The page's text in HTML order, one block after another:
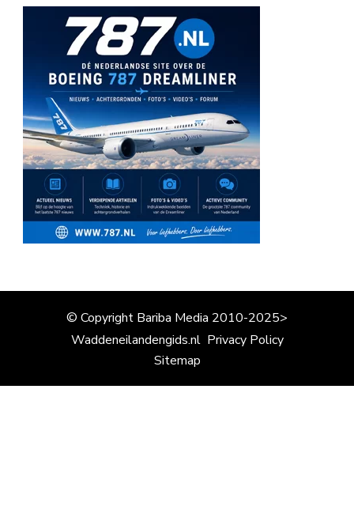
© Copyright Bariba Media 2010-2025>
Waddeneilandengids.nl Privacy Policy
Sitemap